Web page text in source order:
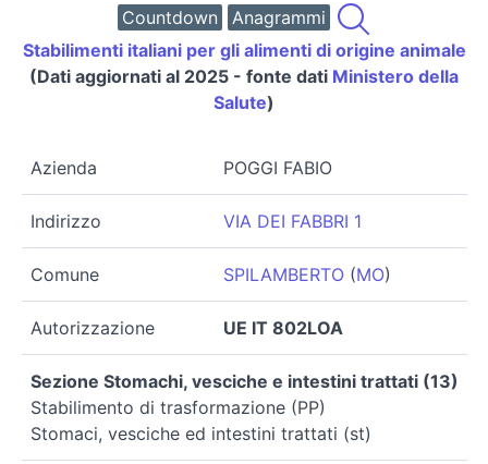
Countdown
Anagrammi
Stabilimenti italiani per gli alimenti di origine animale
(Dati aggiornati al 2025 - fonte dati Ministero della
Salute)
Azienda POGGI FABIO
Indirizzo VIA DEI FABBRI 1
Comune SPILAMBERTO(MO)
Autorizzazione UE IT 802LOA
Sezione Stomachi, vesciche e intestini trattati (13)
Stabilimento di trasformazione (PP)
Stomaci, vesciche ed intestini trattati (st)